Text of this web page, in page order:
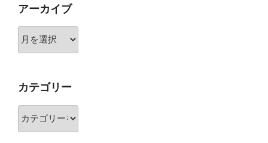
アーカイブ
ア
ブ
カテゴリー